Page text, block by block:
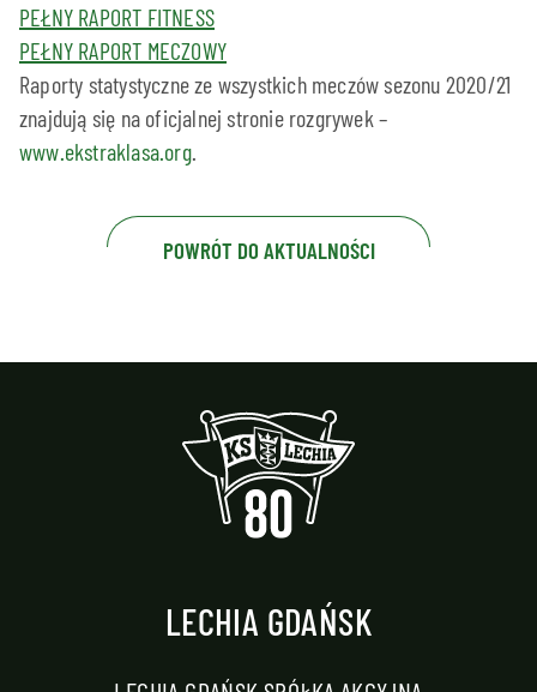
PEŁNY RAPORT FITNESS
PEŁNY RAPORT MECZOWY
Raporty statystyczne ze wszystkich meczów sezonu 2020/21
znajdują się na oficjalnej stronie rozgrywek –
www.ekstraklasa.org.
POWRÓT DO AKTUALNOŚCI
LECHIA GDAŃSK